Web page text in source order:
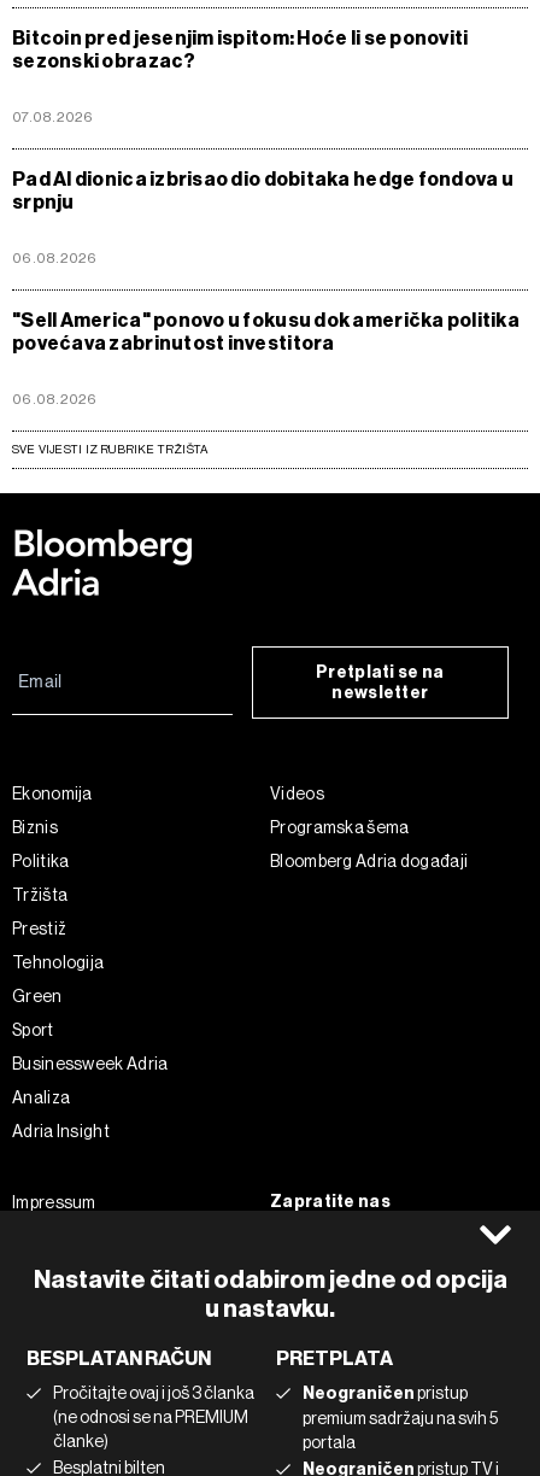
Bitcoin pred jesenjim ispitom: Hoće li se ponoviti
sezonski obrazac?
07.08.2026
Pad AI dionica izbrisao dio dobitaka hedge fondova u
srpnju
06.08.2026
"Sell America" ponovo u fokusu dok američka politika
povećava zabrinutost investitora
06.08.2026
SVE VIJESTI IZ RUBRIKE TRŽIŠTA
Nastavite čitati odabirom jedne od opcija
u nastavku.
BESPLATAN RAČUN
Pročitajte ovaj i još 3 članka
(ne odnosi se na PREMIUM
članke)
Besplatni bilten
PRETPLATA
Neograničenpristup
premium sadržaju na svih 5
portala
Neograničenpristup TV i
Pretplati se na
newsletter
Ekonomija
Biznis
Politika
Tržišta
Prestiž
Tehnologija
Green
Sport
Businessweek Adria
Analiza
Adria Insight
Videos
Programska šema
Bloomberg Adria događaji
Impressum
Pravila privatnosti
Korištenje umjetne inteligencije
Zapratite nas
Instagram
Twitter
Tiktok
©2022 - 2026 Bloomberg L.P. All Rights Reserved. BLOOMBERG and